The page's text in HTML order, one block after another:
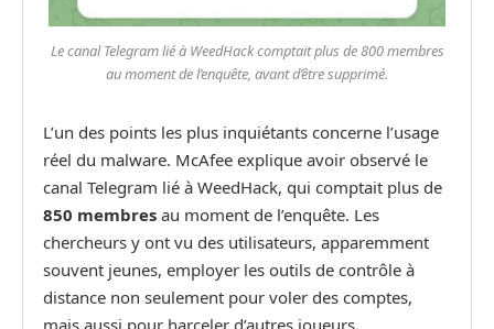
Le canal Telegram lié à WeedHack comptait plus de 800 membres
au moment de l’enquête, avant d’être supprimé.
L’un des points les plus inquiétants concerne l’usage
réel du malware. McAfee explique avoir observé le
canal Telegram lié à WeedHack, qui comptait plus de
850 membres au moment de l’enquête. Les
chercheurs y ont vu des utilisateurs, apparemment
souvent jeunes, employer les outils de contrôle à
distance non seulement pour voler des comptes,
mais aussi pour harceler d’autres joueurs.